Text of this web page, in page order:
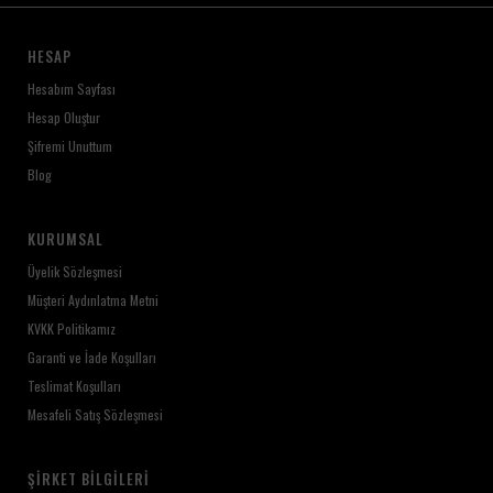
HESAP
Hesabım Sayfası
Hesap Oluştur
Şifremi Unuttum
Blog
KURUMSAL
Üyelik Sözleşmesi
Müşteri Aydınlatma Metni
KVKK Politikamız
Garanti ve İade Koşulları
Teslimat Koşulları
Mesafeli Satış Sözleşmesi
ŞIRKET BILGILERI